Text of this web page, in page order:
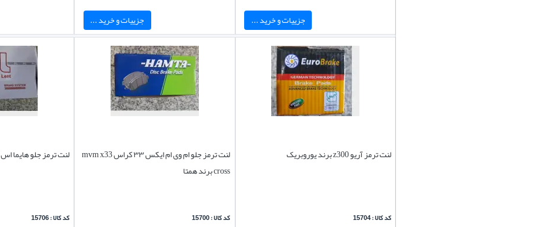
جزییات و خرید ... جزییات و خرید ...
لنت ترمز آریو z300 برند یوروبریک
کد کالا : 15704
لنت ترمز جلو ام وی ام ایکس ۳۳ کراس mvm x33
cross برند همتا
کد کالا : 15700
لنت ترمز جلو هایما اس ۷ S7 برند روئین لنت
کد کالا : 15706